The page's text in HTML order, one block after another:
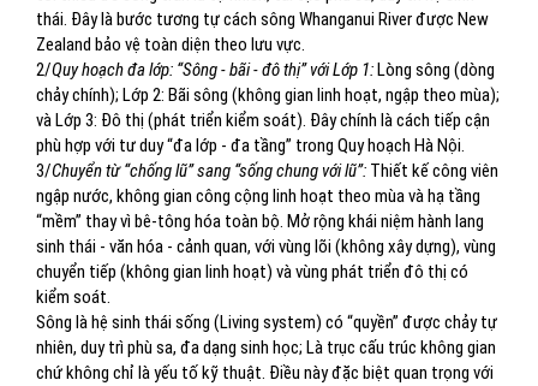
thái. Đây là bước tương tự cách sông Whanganui River được New
Zealand bảo vệ toàn diện theo lưu vực.
2/Quy hoạch đa lớp: “Sông - bãi - đô thị” với Lớp 1:Lòng sông (dòng
chảy chính); Lớp 2: Bãi sông (không gian linh hoạt, ngập theo mùa);
và Lớp 3: Đô thị (phát triển kiểm soát). Đây chính là cách tiếp cận
phù hợp với tư duy “đa lớp - đa tầng” trong Quy hoạch Hà Nội.
3/Chuyển từ “chống lũ” sang “sống chung với lũ”: Thiết kế công viên
ngập nước, không gian công cộng linh hoạt theo mùa và hạ tầng
“mềm” thay vì bê-tông hóa toàn bộ. Mở rộng khái niệm hành lang
sinh thái - văn hóa - cảnh quan, với vùng lõi (không xây dựng), vùng
chuyển tiếp (không gian linh hoạt) và vùng phát triển đô thị có
kiểm soát.
Sông là hệ sinh thái sống (Living system) có “quyền” được chảy tự
nhiên, duy trì phù sa, đa dạng sinh học; Là trục cấu trúc không gian
chứ không chỉ là yếu tố kỹ thuật. Điều này đặc biệt quan trọng với